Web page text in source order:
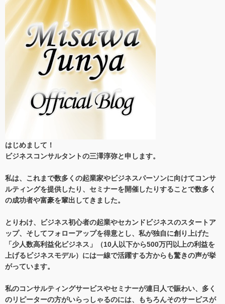
はじめまして！
ビジネスコンサルタントの三澤淳弥と申します。
私は、これまで数多くの起業家やビジネスパーソンに向けてコンサ
ルティングを提供したり、セミナーを開催したりすることで数多く
の成功者や富豪を輩出してきました。
とりわけ、ビジネス初心者の起業やセカンドビジネスのスタートア
ップ、そしてフォローアップを得意とし、私が独自に創り上げた
「少人数高利益化ビジネス」（10人以下から500万円以上の利益を
上げるビジネスモデル）には一線で活躍する方からも驚きの声が挙
がっています。
私のコンサルティングサービスやセミナーが連日人で賑わい、多く
のリピーターの方がいらっしゃるのには、もちろんそのサービスが